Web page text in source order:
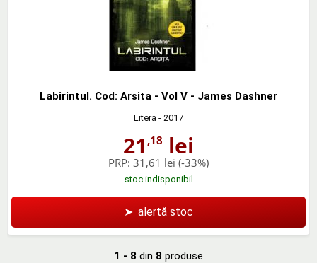
Labirintul. Cod: Arsita - Vol V - James Dashner
Litera - 2017
21 ,18 lei
PRP: 31,61 lei (-33%)
stoc indisponibil
➤ alertă stoc
1 - 8 din 8 produse